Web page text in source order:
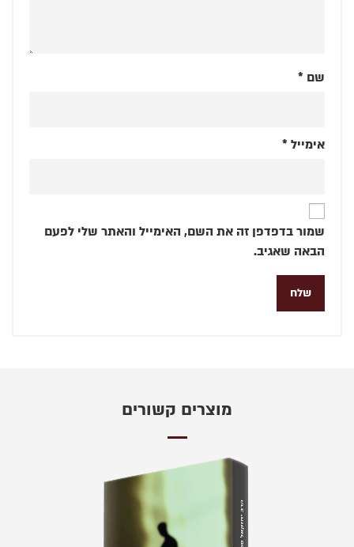
שם *
אימייל *
שמור בדפדפן זה את השם, האימייל והאתר שלי לפעם
הבאה שאגיב.
מוצרים קשורים